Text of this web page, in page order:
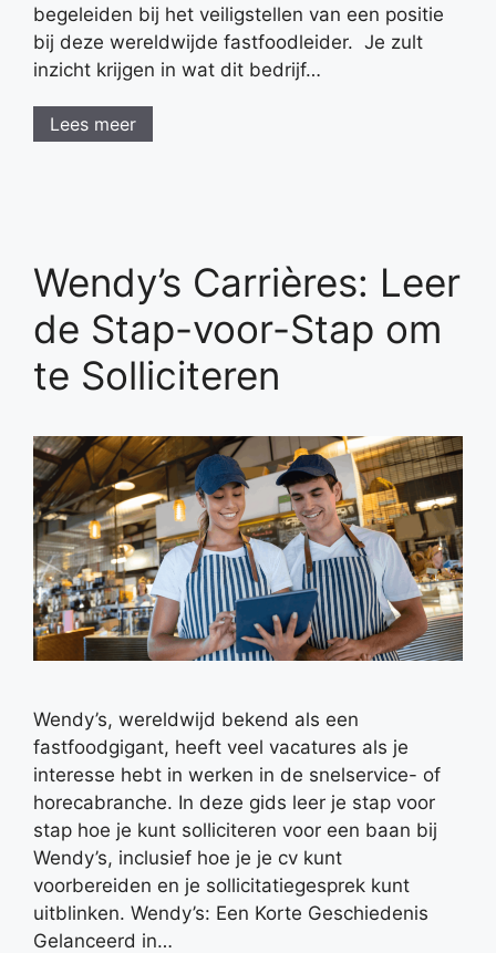
begeleiden bij het veiligstellen van een positie
bij deze wereldwijde fastfoodleider. Je zult
inzicht krijgen in wat dit bedrijf…
Lees meer
Wendy’s Carrières: Leer
de Stap-voor-Stap om
te Solliciteren
Wendy’s, wereldwijd bekend als een
fastfoodgigant, heeft veel vacatures als je
interesse hebt in werken in de snelservice- of
horecabranche. In deze gids leer je stap voor
stap hoe je kunt solliciteren voor een baan bij
Wendy’s, inclusief hoe je je cv kunt
voorbereiden en je sollicitatiegesprek kunt
uitblinken. Wendy’s: Een Korte Geschiedenis
Gelanceerd in…